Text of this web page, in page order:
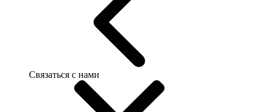
Связаться с нами